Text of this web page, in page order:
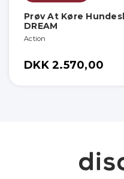
Prøv At Køre
DREAM
Action
DKK 2.570,00